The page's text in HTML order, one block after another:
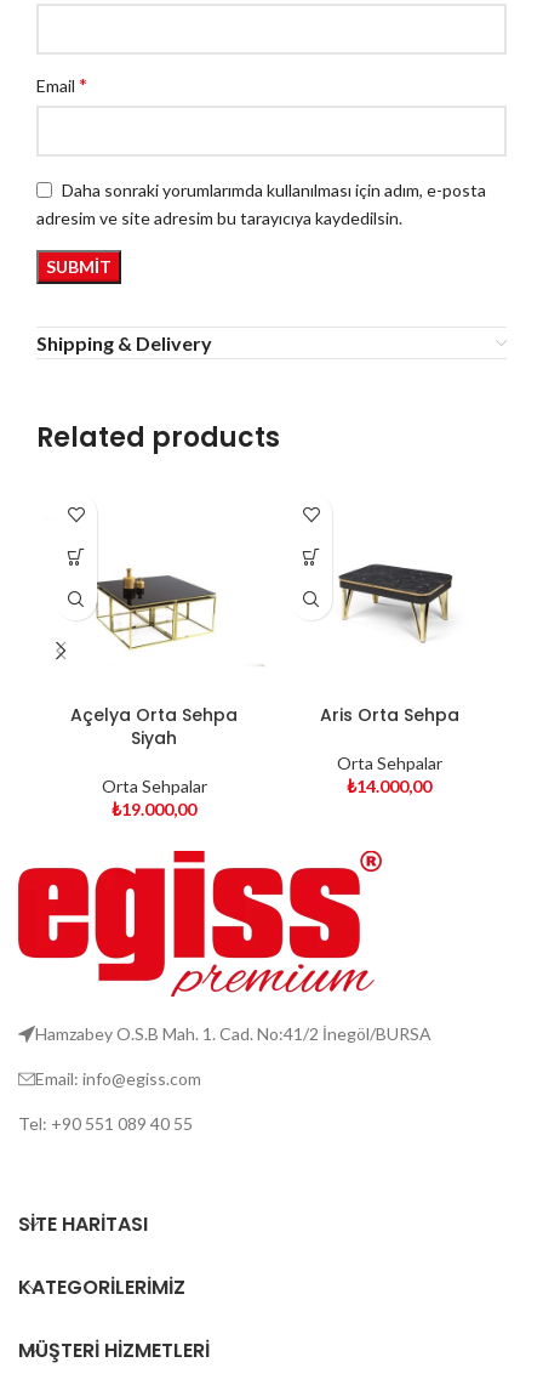
Email *
Daha sonraki yorumlarımda kullanılması için adım, e-posta
adresim ve site adresim bu tarayıcıya kaydedilsin.
Shipping & Delivery
Related products
Açelya Orta Sehpa
Siyah
Orta Sehpalar
₺19.000,00
Aris Orta Sehpa
Orta Sehpalar
₺14.000,00
Hamzabey O.S.B Mah. 1. Cad. No:41/2 İnegöl/BURSA
Email: info@egiss.com
Tel: +90 551 089 40 55
SITE HARITASI
KATEGORILERIMIZ
MÜŞTERI HIZMETLERI